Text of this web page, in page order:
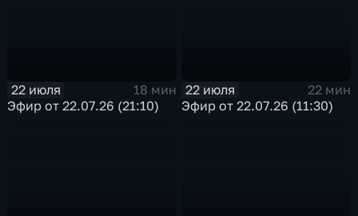
22 июля
18 мин
Эфир от 22.07.26 (21:10)
22 июля
22 мин
Эфир от 22.07.26 (11:30)